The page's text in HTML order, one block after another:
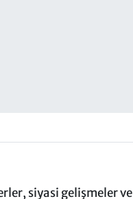
siyasi gelişmeler ve